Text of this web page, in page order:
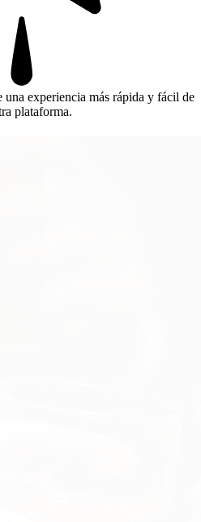
una experiencia más rápida y fácil de
plataforma.